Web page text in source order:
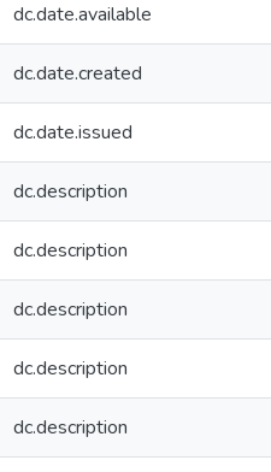
dc.date.available
dc.date.created
dc.date.issued
dc.description
dc.description
dc.description
dc.description
dc.description